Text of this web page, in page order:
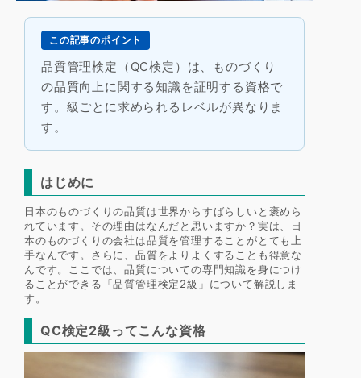
この記事のポイント
品質管理検定（QC検定）は、ものづくり
の品質向上に関する知識を証明する資格で
す。級ごとに求められるレベルが異なりま
す。
はじめに
日本のものづくりの品質は世界からすばらしいと褒めら
れています。その理由はなんだと思いますか？実は、日
本のものづくりの会社は品質を管理することがとても上
手なんです。さらに、品質をよりよくすることも得意な
んです。ここでは、品質についての専門知識を身につけ
ることができる「品質管理検定2級」について解説しま
す。
QC検定2級ってこんな資格